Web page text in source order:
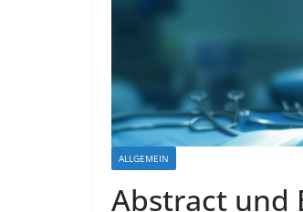
ALLGEMEIN
Abstract und